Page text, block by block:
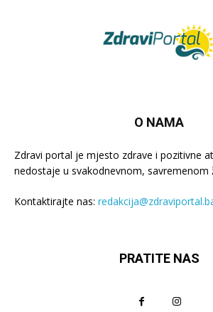
O NAMA
Zdravi portal je mjesto zdrave i pozitivne
nedostaje u svakodnevnom, savremenom
Kontaktirajte nas:
PRATITE NAS